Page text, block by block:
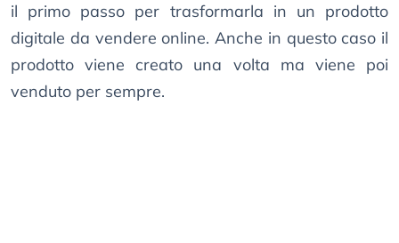
il primo passo per trasformarla in un prodotto
digitale da vendere online. Anche in questo caso il
prodotto viene creato una volta ma viene poi
venduto per sempre.